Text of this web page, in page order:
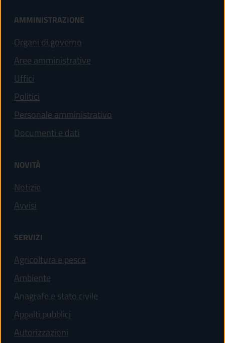
AMMINISTRAZIONE
Organi di governo
Aree amministrative
Uffici
Politici
Personale amministrativo
Documenti e dati
NOVITÀ
Notizie
Avvisi
SERVIZI
Agricoltura e pesca
Ambiente
Anagrafe e stato civile
Appalti pubblici
Autorizzazioni